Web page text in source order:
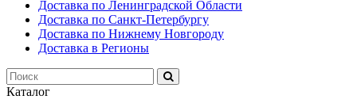
Доставка по Ленинградской Области
Доставка по Санкт-Петербургу
Доставка по Нижнему Новгороду
Доставка в Регионы
Каталог